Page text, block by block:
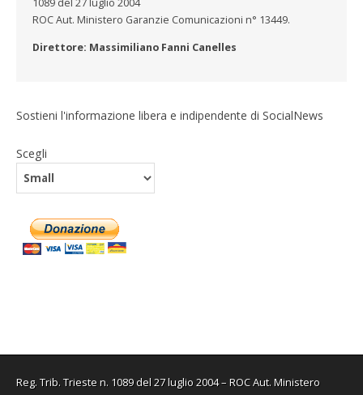
1089 del 27 luglio 2004
ROC Aut. Ministero Garanzie Comunicazioni n° 13449.
Direttore: Massimiliano Fanni Canelles
Sostieni l'informazione libera e indipendente di SocialNews
Scegli
Reg. Trib. Trieste n. 1089 del 27 luglio 2004 – ROC Aut. Ministero